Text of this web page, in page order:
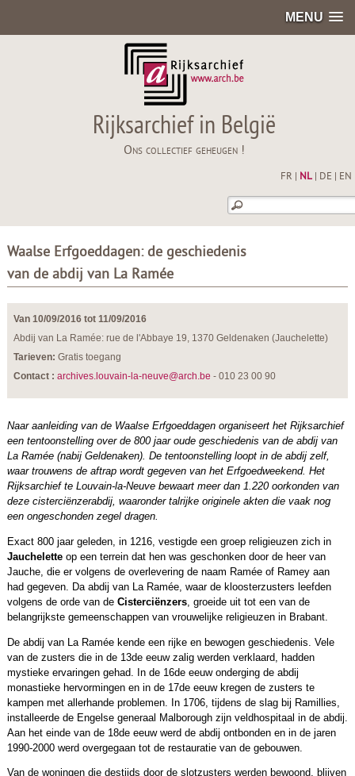
MENU
Rijksarchief in België
Ons collectief geheugen !
FR NL| DE EN
Waalse Erfgoeddagen: de geschiedenis
van de abdij van La Ramée
Van 10/09/2016 tot 11/09/2016
Abdij van La Ramée: rue de l'Abbaye 19, 1370 Geldenaken (Jauchelette)
Tarieven: Gratis toegang
Contact : archives.louvain-la-neuve@arch.be - 010 23 00 90
Naar aanleiding van de Waalse Erfgoeddagen organiseert het Rijksarchief
een tentoonstelling over de 800 jaar oude geschiedenis van de abdij van
La Ramée (nabij Geldenaken). De tentoonstelling loopt in de abdij zelf,
waar trouwens de aftrap wordt gegeven van het Erfgoedweekend. Het
Rijksarchief te Louvain-la-Neuve bewaart meer dan 1.220 oorkonden van
deze cisterciënzerabdij, waaronder talrijke originele akten die vaak nog
een ongeschonden zegel dragen.
Exact 800 jaar geleden, in 1216, vestigde een groep religieuzen zich in
Jaucheletteop een terrein dat hen was geschonken door de heer van
Jauche, die er volgens de overlevering de naam Ramée of Ramey aan
had gegeven. Da abdij van La Ramée, waar de kloosterzusters leefden
volgens de orde van de Cisterciënzers, groeide uit tot een van de
belangrijkste gemeenschappen van vrouwelijke religieuzen in Brabant.
De abdij van La Ramée kende een rijke en bewogen geschiedenis. Vele
van de zusters die in de 13de eeuw zalig werden verklaard, hadden
mystieke ervaringen gehad. In de 16de eeuw onderging de abdij
monastieke hervormingen en in de 17de eeuw kregen de zusters te
kampen met allerhande problemen. In 1706, tijdens de slag bij Ramillies,
installeerde de Engelse generaal Malborough zijn veldhospitaal in de abdij.
Aan het einde van de 18de eeuw werd de abdij ontbonden en in de jaren
1990-2000 werd overgegaan tot de restauratie van de gebouwen.
Van de woningen die destijds door de slotzusters werden bewoond, blijven